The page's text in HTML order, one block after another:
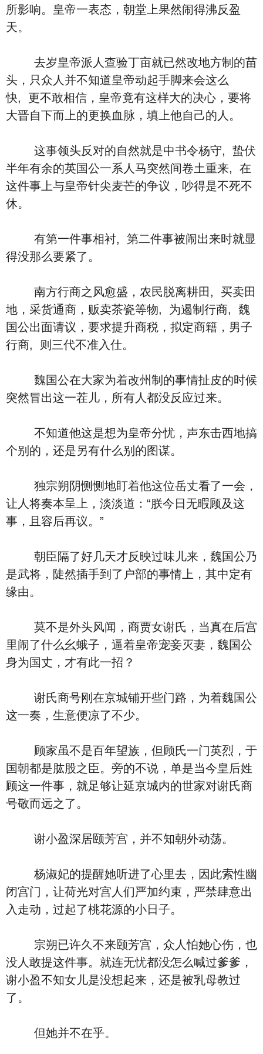
所影响。皇帝一表态，朝堂上果然闹得沸反盈
天。
去岁皇帝派人查验丁亩就已然改地方制的苗
头，只众人并不知道皇帝动起手脚来会这么
快, 更不敢相信，皇帝竟有这样大的决心，要将
大晋自下而上的更换血脉，填上他自己的人。
这事领头反对的自然就是中书令杨守, 蛰伏
半年有余的英国公一系人马突然间卷土重来, 在
这件事上与皇帝针尖麦芒的争议，吵得是不死不
休。
有第一件事相衬, 第二件事被闹出来时就显
得没那么要紧了。
南方行商之风愈盛，农民脱离耕田, 买卖田
地，采货通商，贩卖茶瓷等物, 为遏制行商, 魏
国公出面请议，要求提升商税，拟定商籍，男子
行商, 则三代不准入仕。
魏国公在大家为着改州制的事情扯皮的时候
突然冒出这一茬儿，所有人都没反应过来。
不知道他这是想为皇帝分忧，声东击西地搞
个别的，还是另有什么别的图谋。
独宗朔阴恻恻地盯着他这位岳丈看了一会，
让人将奏本呈上，淡淡道：“朕今日无暇顾及这
事，且容后再议。”
朝臣隔了好几天才反映过味儿来，魏国公乃
是武将，陡然插手到了户部的事情上，其中定有
缘由。
莫不是外头风闻，商贾女谢氏，当真在后宫
里闹了什么幺蛾子，逼着皇帝宠妾灭妻，魏国公
身为国丈，才有此一招？
谢氏商号刚在京城铺开些门路，为着魏国公
这一奏，生意便凉了不少。
顾家虽不是百年望族，但顾氏一门英烈，于
国朝都是肱股之臣。旁的不说，单是当今皇后姓
顾这一件事，就足够让延京城内的世家对谢氏商
号敬而远之了。
谢小盈深居颐芳宫，并不知朝外动荡。
杨淑妃的提醒她听进了心里去，因此索性幽
闭宫门，让荷光对宫人们严加约束，严禁肆意出
入走动，过起了桃花源的小日子。
宗朔已许久不来颐芳宫，众人怕她心伤，也
没人敢提这件事。就连无忧都没怎么喊过爹爹，
谢小盈不知女儿是没想起来，还是被乳母教过
了。
但她并不在乎。